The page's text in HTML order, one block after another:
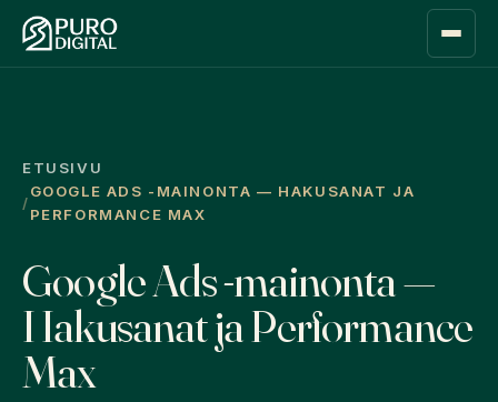
ETUSIVU
GOOGLE ADS -MAINONTA — HAKUSANAT JA
PERFORMANCE MAX
Google Ads -mainonta —
Hakusanat ja Performance
Max